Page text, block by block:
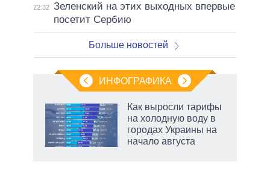
22:32 Зеленский на этих выходных впервые
посетит Сербию
Больше новостей
ИНФОГРАФИКА
Как выросли тарифы
на холодную воду в
городах Украины на
начало августа